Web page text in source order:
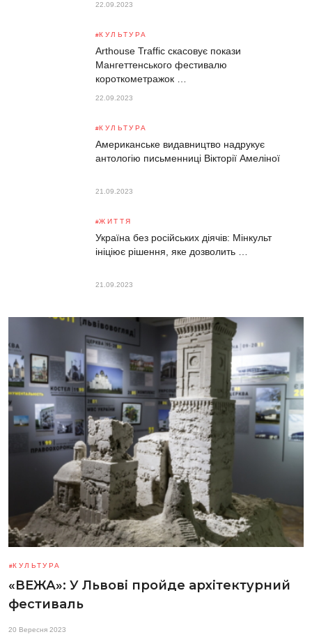
22.09.2023
КУЛЬТУРА
Arthouse Traffic скасовує покази
Мангеттенського фестивалю
короткометражок …
22.09.2023
КУЛЬТУРА
Американське видавництво надрукує
антологію письменниці Вікторії Амеліної
21.09.2023
ЖИТТЯ
Україна без російських діячів: Мінкульт
ініціює рішення, яке дозволить …
21.09.2023
КУЛЬТУРА
«ВЕЖА»: У Львові пройде архітектурний
фестиваль
20 Вересня 2023